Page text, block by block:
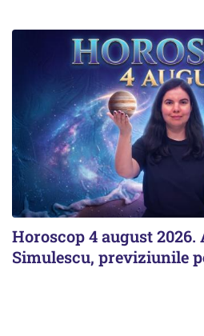
Horoscop 4 august
Simulescu, previziunile